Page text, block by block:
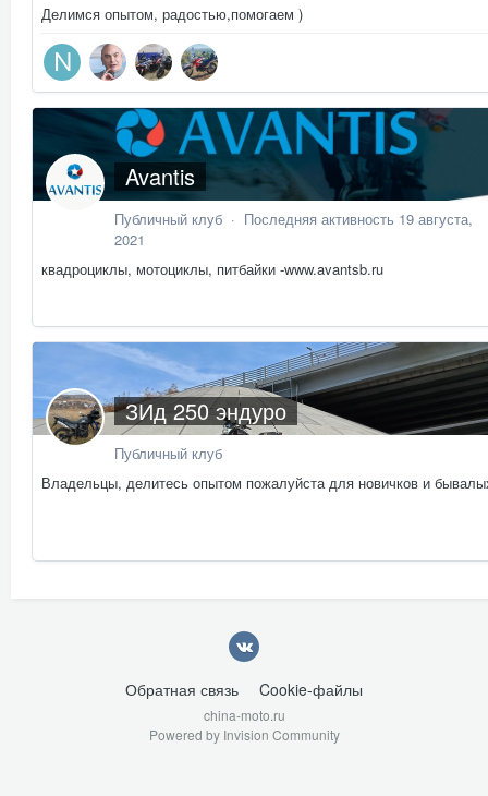
Делимся опытом, радостью,помогаем )
Avantis
Публичный клуб · Последняя активность 19 августа,
2021
квадроциклы, мотоциклы, питбайки -www.avantsb.ru
ЗИд 250 эндуро
Публичный клуб
Владельцы, делитесь опытом пожалуйста для новичков и
Обратная связь Cookie-файлы
china-moto.ru
Powered by Invision Community